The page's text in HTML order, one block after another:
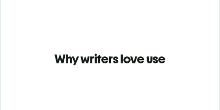
Why writers love use